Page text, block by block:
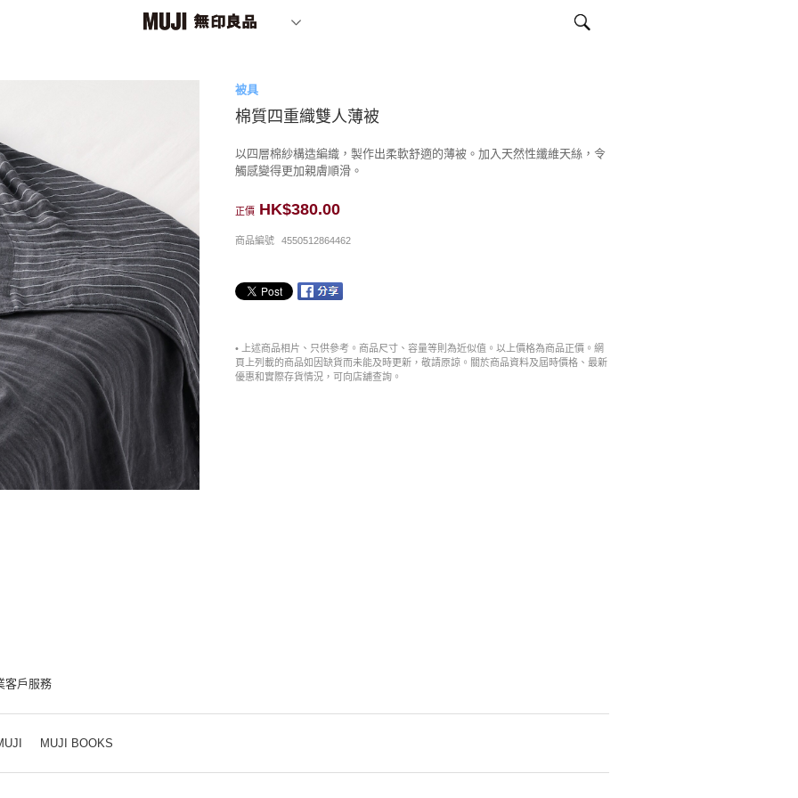
被具
棉質四重織雙人薄被
以四層棉紗構造編織，製作出柔軟舒適的薄被。加入天然性纖維天絲，令
觸感變得更加親膚順滑。
正價 HK$380.00
商品編號 4550512864462
• 上述商品相片、只供參考。商品尺寸、容量等則為近似值。以上價格為商品正價。網
頁上列載的商品如因缺貨而未能及時更新，敬請原諒。關於商品資料及屆時價格、最新
優惠和實際存貨情況，可向店舖查詢。
客戶服務
MUJI BOOKS